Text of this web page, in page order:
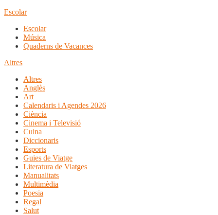
Escolar
Escolar
Música
Quaderns de Vacances
Altres
Altres
Anglès
Art
Calendaris i Agendes 2026
Ciència
Cinema i Televisió
Cuina
Diccionaris
Esports
Guies de Viatge
Literatura de Viatges
Manualitats
Multimèdia
Poesia
Regal
Salut